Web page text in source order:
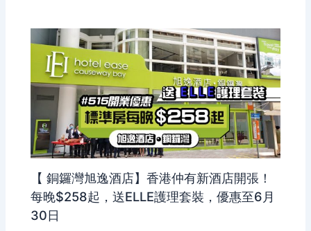
【 銅鑼灣旭逸酒店】香港仲有新酒店開張！
每晚$258起，送ELLE護理套裝，優惠至6月
30日